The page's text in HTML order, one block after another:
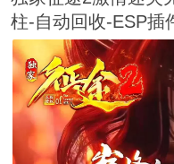
柱-自动回收-ESP插